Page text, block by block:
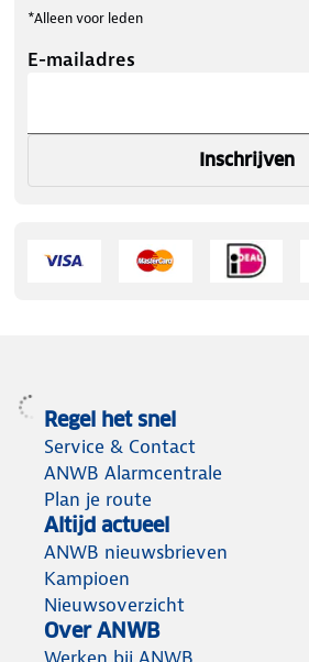
*Alleen voor leden
E-mailadres
Inschrijven
Regel het snel
Service & Contact
ANWB Alarmcentrale
Plan je route
Altijd actueel
ANWB nieuwsbrieven
Kampioen
Nieuwsoverzicht
Over ANWB